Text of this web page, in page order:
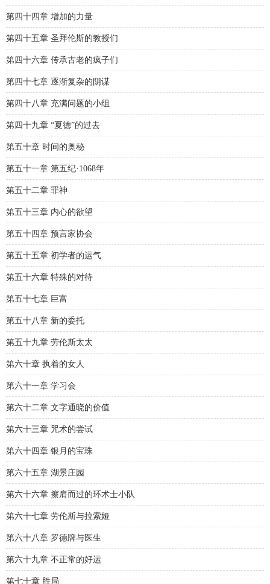
第四十四章 增加的力量
第四十五章 圣拜伦斯的教授们
第四十六章 传承古老的疯子们
第四十七章 逐渐复杂的阴谋
第四十八章 充满问题的小组
第四十九章 “夏德”的过去
第五十章 时间的奥秘
第五十一章 第五纪·1068年
第五十二章 罪神
第五十三章 内心的欲望
第五十四章 预言家协会
第五十五章 初学者的运气
第五十六章 特殊的对待
第五十七章 巨富
第五十八章 新的委托
第五十九章 劳伦斯太太
第六十章 执着的女人
第六十一章 学习会
第六十二章 文字通晓的价值
第六十三章 咒术的尝试
第六十四章 银月的宝珠
第六十五章 湖景庄园
第六十六章 擦肩而过的环术士小队
第六十七章 劳伦斯与拉索娅
第六十八章 罗德牌与医生
第六十九章 不正常的好运
第七十章 胜局